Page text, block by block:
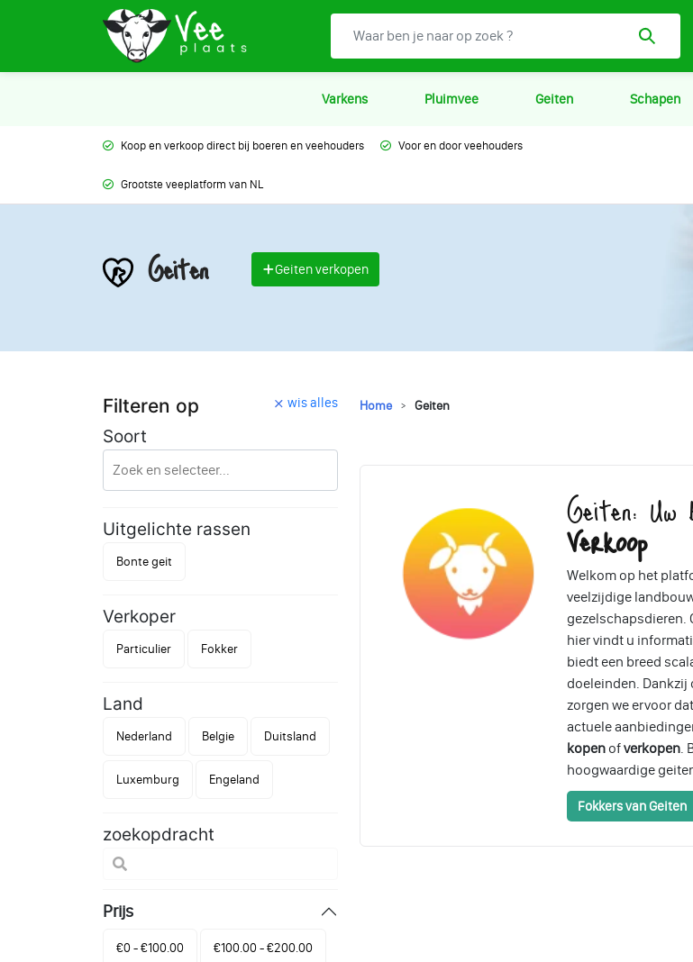
Varkens Pluimvee Geiten Schapen
Koop en verkoop direct bij boeren en veehouders Voor en door veehouders
Grootste veeplatform van NL
Geiten Geiten verkopen
Filteren op wis alles
Soort
Uitgelichte rassen
Bonte geit
Verkoper
Particulier Fokker
Land
Nederland Belgie Duitsland
Luxemburg Engeland
zoekopdracht
Prijs
€0 - €100.00 €100.00 - €200.00
Home Geiten
Geiten:
Verkoop
Welkom op het
veelzijdige
gezelschapsdieren.
hier vindt u
biedt een breed
doeleinden. Dankzij
zorgen we ervoor
actuele
kopen ofverkopen.
hoogwaardige
Fokkers van Geiten